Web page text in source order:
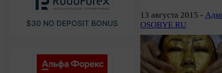
$30 NO DEPOSIT BONUS
13 августа 2015 -
OSOBYE RU